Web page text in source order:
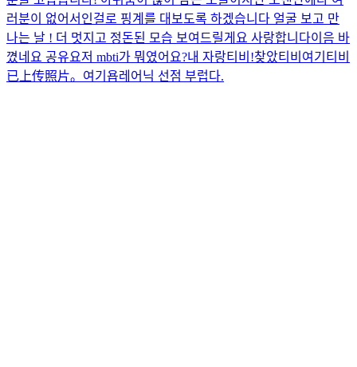
러분이 없어서인걸로 핑계를 대보도록 하겠습니다 얼굴 보고 만
나는 날 ! 더 멋지고 정돈된 모습 보여드릴게요 사랑합니다이 음 바
꼈네요 공유요저 mbti가 뭐였어요?내 자랑티비!찾았티비 여기티비
已上传照片。 여기욥레어닉 선점 부럽다.